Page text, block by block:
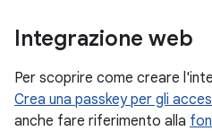
Integrazione web
Per scoprire come creare
Crea una passkey per gli
anche fare riferimento alla